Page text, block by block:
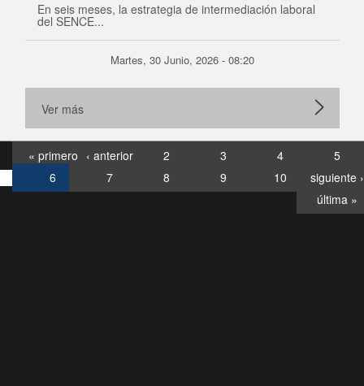
En seis meses, la estrategia de intermediación laboral
del SENCE...
Martes, 30 Junio, 2026 - 08:20
Ver más
« primero ‹ anterior 2 3 4
5
6
7 8 9 10
siguiente ›
última »